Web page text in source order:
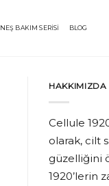
BAKIM SERİSİ BLOG
HAKKIMIZDA
Cellule
olarak, cilt
güzelliğini
1920’lerin